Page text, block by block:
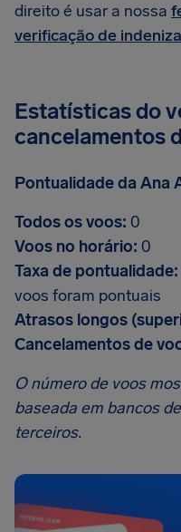
direito é usar a nossa
verificação de
Estatísticas do
cancelamentos
Pontualidade da Ana
Todos os voos: 0
Voos no horário: 0
Taxa de pontualidade:
voos foram pontuais
Atrasos longos
Cancelamentos de
O número de voos
baseada em bancos
terceiros.